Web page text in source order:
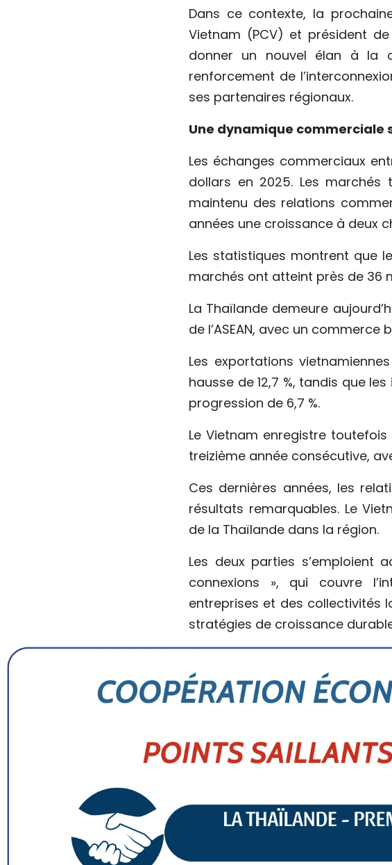
Dans ce contexte, la
Vietnam (PCV) et président
donner un nouvel élan à la
renforcement de
ses partenaires régionaux.
Une dynamique commerciale
Les échanges commerciaux
dollars en 2025. Les
maintenu des relations
années une croissance à deux
Les statistiques montrent que
marchés ont atteint près de 36
La Thaïlande demeure
de l’ASEAN, avec un
Les exportations
hausse de 12,7 %, tandis que
progression de 6,7 %.
Le Vietnam enregistre
treizième année consécutive,
Ces dernières années, les
résultats remarquables. Le
de la Thaïlande dans la région.
Les deux parties s’emploient
connexions », qui couvre
entreprises et des collectivités
stratégies de croissance